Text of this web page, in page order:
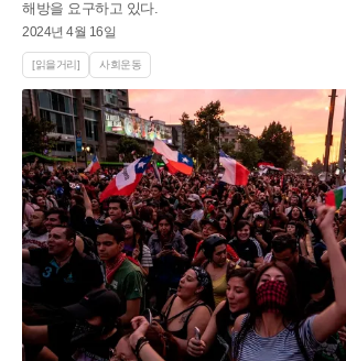
해방을 요구하고 있다.
2024년 4월 16일
[읽을거리] 사회운동